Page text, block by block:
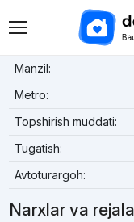
Manzil:
Metro:
Topshirish muddati:
Tugatish:
Avtoturargoh:
Narxlar va